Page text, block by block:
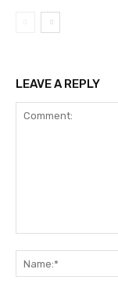
LEAVE A REPLY